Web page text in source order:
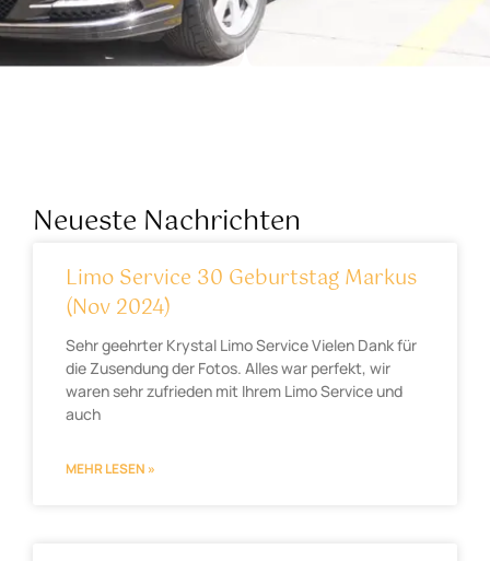
Neueste Nachrichten
Limo Service 30 Geburtstag Markus
(Nov 2024)
Sehr geehrter Krystal Limo Service Vielen Dank für
die Zusendung der Fotos. Alles war perfekt, wir
waren sehr zufrieden mit Ihrem Limo Service und
auch
MEHR LESEN »